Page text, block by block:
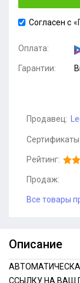
Согласен с
Оплата:
Гарантии:
Продавец:
Сертификаты
Рейтинг:
Продаж:
Все товары
Описание
ССЫЛКУ НА ВАШ